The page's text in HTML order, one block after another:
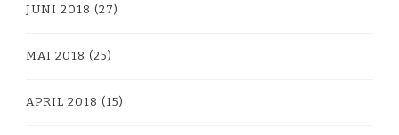
JUNI 2018 (27)
MAI 2018 (25)
APRIL 2018 (15)